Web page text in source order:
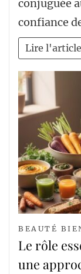
conjuguée
confiance
Lire l'article
BEAUTÉ
Le rôle
une